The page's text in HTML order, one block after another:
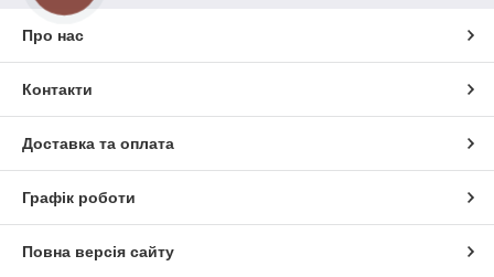
Про нас
Контакти
Доставка та оплата
Графік роботи
Повна версія сайту